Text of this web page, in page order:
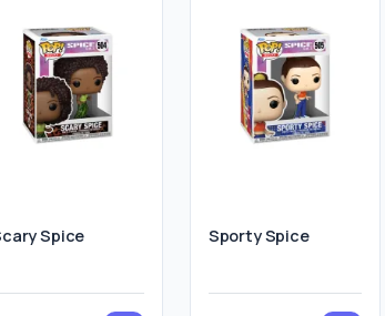
Spice Sporty Spice